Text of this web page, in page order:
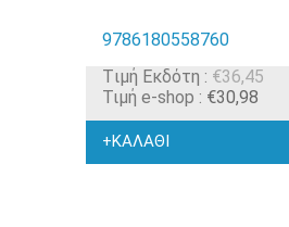
9786180558760
Tιμή Εκδότη : €36,45
Τιμή e-shop : €30,98